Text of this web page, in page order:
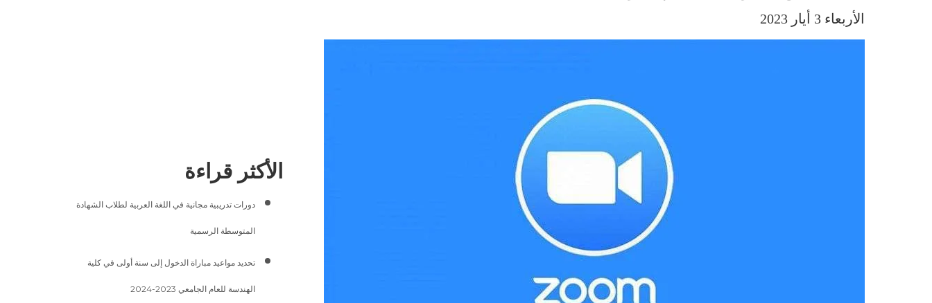
الأربعاء 3 أيار 2023
الأكثر قراءة
دورات تدريبية مجانية في اللغة العربية لطلاب الشهادة
المتوسطة الرسمية
تحديد مواعيد مباراة الدخول إلى سنة أولى في كلية
الهندسة للعام الجامعي 2023-2024